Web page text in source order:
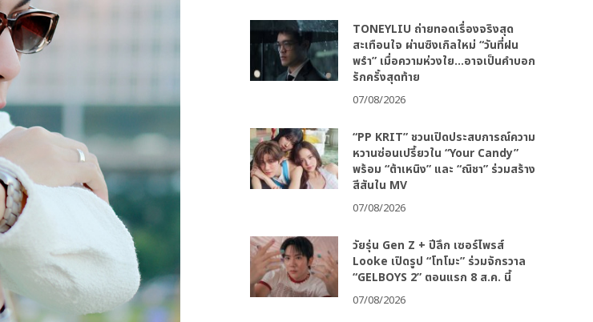
TONEYLIU ถ่ายทอดเรื่องจริงสุด
สะเทือนใจ ผ่านซิงเกิลใหม่ “วันที่ฝน
พรำ” เมื่อความห่วงใย…อาจเป็นคำบอก
รักครั้งสุดท้าย
07/08/2026
“PP KRIT” ชวนเปิดประสบการณ์ความ
หวานซ่อนเปรี้ยวใน “Your Candy”
พร้อม “ต้าเหนิง” และ “ณิชา” ร่วมสร้าง
สีสันใน MV
07/08/2026
วัยรุ่น Gen Z + ปีลึก เซอร์ไพรส์
Looke เปิดรูป “โทโมะ” ร่วมจักรวาล
“GELBOYS 2” ตอนแรก 8 ส.ค. นี้
07/08/2026